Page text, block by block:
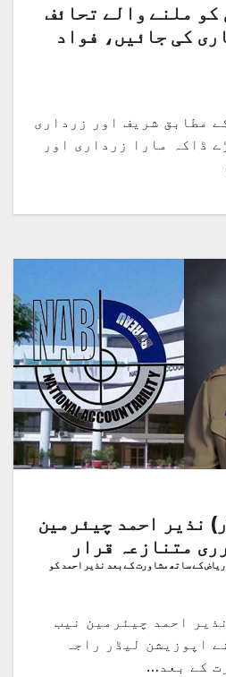
کو ملنے والے تحائف
کی جائیں، فواد
مطابق شریف اور زرداری
ڈاکہ مارا زرداری اور
نذیر احمد چیئرمین
وزیر اعظم نے اپوزیشن لیڈر راجہ ریاض کے ساتھ مشاورت کے بعد نذیر احمد کو
احمد چیئرمین نیب
اپوزیشن لیڈر راجہ
کے بعد…